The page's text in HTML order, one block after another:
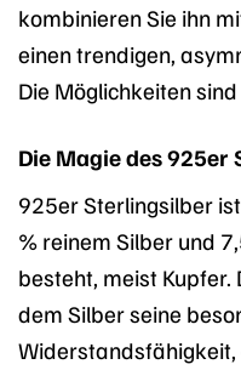
kombinieren Sie ihn
einen trendigen,
Die Möglichkeiten
Die Magie des 925er
925er Sterlingsilber
% reinem Silber und
besteht, meist Kupfer.
dem Silber seine
Widerstandsfähigkeit,